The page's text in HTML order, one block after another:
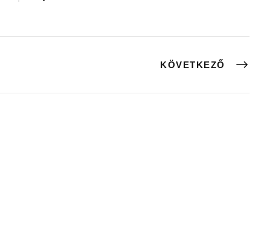
KÖVETKEZŐ